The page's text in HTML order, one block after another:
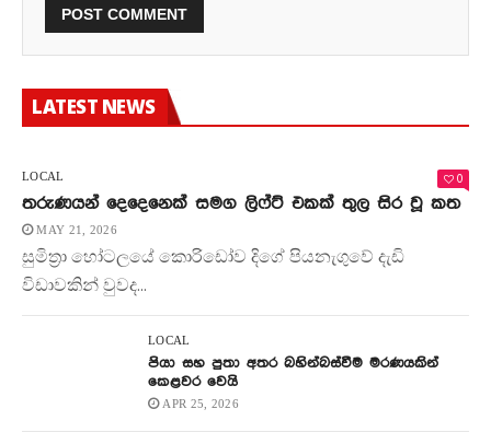
LATEST NEWS
LOCAL 0
තරුණයන් දෙදෙනෙක් සමග ලිෆ්ට් එකක් තුල සිර වූ කත
MAY 21, 2026
සුමිත්‍රා හෝටලයේ කොරිඩෝව දිගේ පියනැගුවේ දැඩි
විඩාවකින් වුවද...
LOCAL
පියා සහ පුතා අතර බහින්බස්වීම මරණයකින්
කෙළවර වෙයි
APR 25, 2026